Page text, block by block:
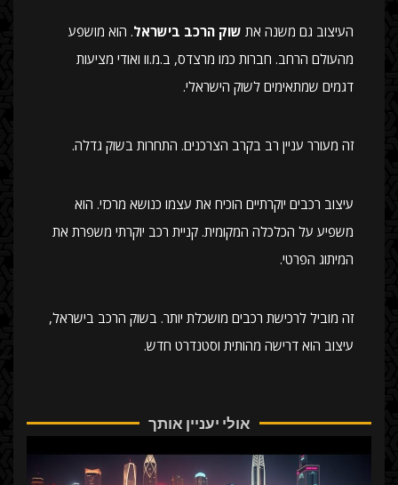
העיצוב גם משנה את שוק הרכב בישראל. הוא מושפע
מהעולם הרחב. חברות כמו מרצדס, ב.מ.וו ואודי מציעות
דגמים שמתאימים לשוק הישראלי.
זה מעורר עניין רב בקרב הצרכנים. התחרות בשוק גדלה.
עיצוב רכבים יוקרתיים הוכיח את עצמו כנושא מרכזי. הוא
משפיע על הכלכלה המקומית. קניית רכב יוקרתי משפרת את
המיתוג הפרטי.
זה מוביל לרכישת רכבים מושכלת יותר. בשוק הרכב בישראל,
עיצוב הוא דרישה מהותית וסטנדרט חדש.
אולי יעניין אותך